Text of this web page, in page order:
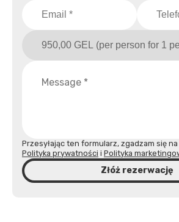
Przesyłając ten formularz, zgadzam się
Polityka prywatności i Polityka
Złóż rezerwację